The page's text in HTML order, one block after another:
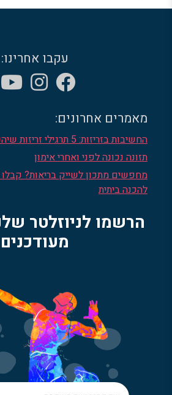
עקבו אחרינו:
מאמרים אחרונים:
החשיבות בזריזות: 5 תרגילי זריזות שיהפכו אתכם לאלופים
תזונה נכונה לפני ואחרי אימון
להכנה ביתית
הרשמו לניוזלטר
מעודכנים